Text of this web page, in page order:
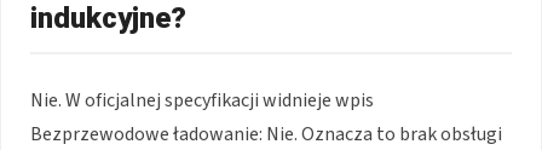
indukcyjne?
Nie. W oficjalnej specyfikacji widnieje wpis
Bezprzewodowe ładowanie: Nie. Oznacza to brak obsługi